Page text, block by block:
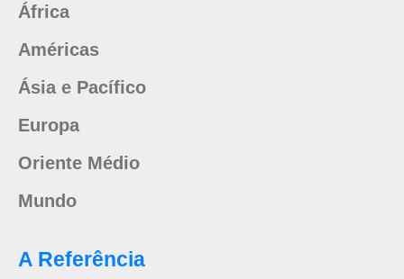
África
Américas
Ásia e Pacífico
Europa
Oriente Médio
Mundo
A Referência